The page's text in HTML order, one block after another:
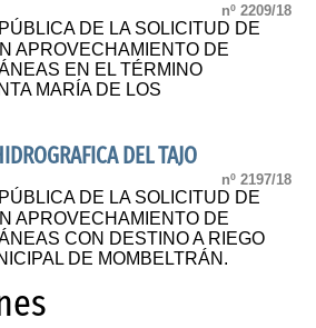
nº 2209/18
DE LA SOLICITUD DE
APROVECHAMIENTO DE
EN EL TÉRMINO
MARÍA DE LOS
DEL TAJO
nº 2197/18
DE LA SOLICITUD DE
APROVECHAMIENTO DE
CON DESTINO A RIEGO
DE MOMBELTRÁN.